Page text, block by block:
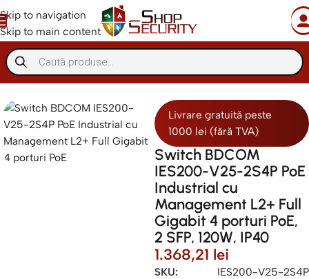
Skip to navigation
Skip to main content
Retelistica Switch-uri PoE
Livrare gratuită peste
1000 lei (fără TVA)
Switch BDCOM
IES200-V25-2S4P PoE
Industrial cu
Management L2+ Full
Gigabit 4 porturi PoE,
2 SFP, 120W, IP40
1.368,21 lei
SKU:
IES200-V25-2S4P